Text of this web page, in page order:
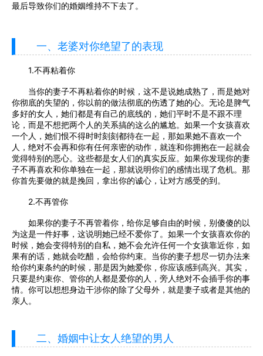
最后导致你们的婚姻维持不下去了。
一、老婆对你绝望了的表现
1.不再粘着你
当你的妻子不再粘着你的时候，这不是说她成熟了，而是她对
你彻底的失望的，你以前的做法彻底的伤透了她的心。无论是脾气
多好的女人，她们都是有自己的底线的，她们平时不是不跟不理
论，而是不想把两个人的关系搞的这么的尴尬。如果一个女孩喜欢
一个人，她们恨不得时时刻刻都待在一起，那如果她不喜欢一个
人，绝对不会再和你有任何亲密的动作，就连和你拥抱在一起就会
觉得特别的恶心。这些都是女人们的真实反应。如果你发现你的妻
子不再喜欢和你单独在一起，那就说明你们的感情出现了危机。那
你首先要做的就是挽回，拿出你的诚心，让对方感受的到。
2.不再管你
如果你的妻子不再管着你，给你足够自由的时候，别傻傻的以
为这是一件好事，这说明她已经不爱你了。如果一个女孩喜欢你的
时候，她会变得特别的自私，她不会允许任何一个女孩靠近你，如
果有的话，她就会吃醋，会给你约束。当你的妻子想尽一切办法来
给你约束条约的时候，那是因为她爱你，你应该感到高兴。其实，
只要是约束你、管你的人都是爱你的人，旁人绝对不会插手你的事
情。你可以想想身边干涉你的除了父母外，就是妻子或者是其他的
亲人。
二、婚姻中让女人绝望的男人